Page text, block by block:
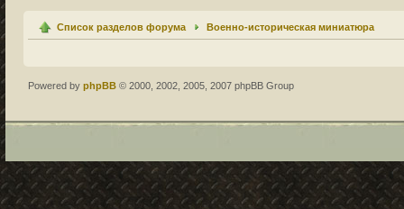
Список разделов форума Военно-историческая миниатюра
Powered by phpBB © 2000, 2002, 2005, 2007 phpBB Group